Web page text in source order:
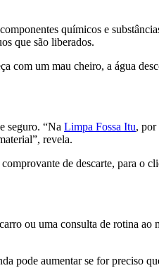
químicos e
que são liberados.
um mau cheiro, a água
seguro. “Na Limpa Fossa Itu, por
revela.
de descarte, para o
ou uma consulta de rotina
pode aumentar se for preciso